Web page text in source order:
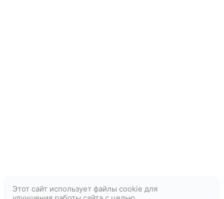
Этот сайт использует файлы cookie для